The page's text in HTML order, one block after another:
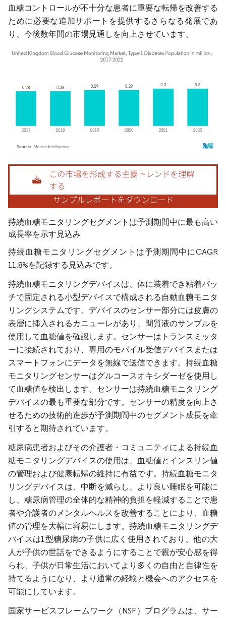
血糖コントロールが不十分な患者に重要な転帰を改善する
ために必要な追加サポートを提供するさらなる発展であ
り、今後数年間の市場見通しを向上させています。
画像 © Mordor Intelligence。再利用にはCC BY 4.0の表示が必要です。
持続血糖モニタリングセグメントは予測期間中に最も高い
成長率を示す見込み
持続血糖モニタリングセグメントは予測期間中にCAGR
11.8%を記録する見込みです。
持続血糖モニタリングデバイスは、体に装着でき粘着パッ
チで固定される小型デバイスで構成される自動血糖モニタ
リングシステムです。デバイスのセンサー部分には皮膚の
表層に挿入されるカニューレがあり、間質液のサンプルを
使用して血糖値を確認します。センサーはトランスミッタ
ーに接続されており、専用のモバイル受信デバイスまたは
スマートフォンにデータを無線で送信できます。持続血糖
モニタリングセンサーはグルコースオキシダーゼを使用し
て血糖値を検出します。センサーは持続血糖モニタリング
デバイスの最も重要な部分です。センサーの精度を向上さ
せるための技術的進歩が予測期間中のセグメント成長を牽
引すると期待されています。
糖尿病患者およびその介護者・コミュニティによる持続血
糖モニタリングデバイスの使用は、血糖値とインスリン値
の管理および健康転帰の維持に有益です。持続血糖モニタ
リングデバイスは、中断を減らし、より良い睡眠を可能に
し、糖尿病管理の全体的な精神的負担を軽減することで患
者や介護者のメンタルヘルスを改善することにより、血糖
値の管理を大幅に容易にします。持続血糖モニタリングデ
バイスは1型糖尿病の子供に広く使用されており、他の大
人が子供の世話をできるようにすることで親が安心感を得
られ、子供が日常生活においてより多くの自由と自律性を
持てるようになり、より通常の経験と機会へのアクセスを
可能にしています。
国家サービスフレームワーク（NSF）プログラムは、サー